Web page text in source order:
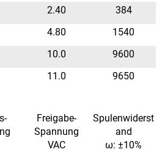
2.40
384
4.80
1540
10.0
9600
11.0 9650
Freigabe-
Spannung
VAC
Spulenwiderst
and
ω: ±10%